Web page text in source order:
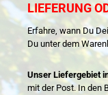
LIEFERUNG
Erfahre, wann Du
Du unter dem
Unser Liefergebiet
mit der Post. In den